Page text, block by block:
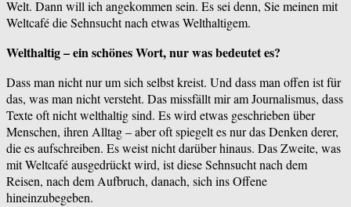
Welt. Dann will ich angekommen sein. Es sei denn, Sie meinen mit
Weltcafé die Sehnsucht nach etwas Welthaltigem.
Welthaltig – ein schönes Wort, nur was bedeutet es?
Dass man nicht nur um sich selbst kreist. Und dass man offen ist für
das, was man nicht versteht. Das missfällt mir am Journalismus, dass
Texte oft nicht welthaltig sind. Es wird etwas geschrieben über
Menschen, ihren Alltag – aber oft spiegelt es nur das Denken derer,
die es aufschreiben. Es weist nicht darüber hinaus. Das Zweite, was
mit Weltcafé ausgedrückt wird, ist diese Sehnsucht nach dem
Reisen, nach dem Aufbruch, danach, sich ins Offene
hineinzubegeben.